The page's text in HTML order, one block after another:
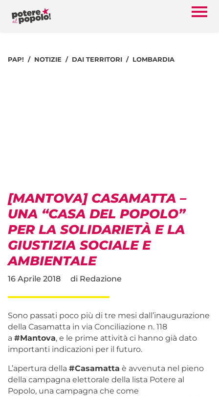
PAP! NOTIZIE DAI TERRITORI LOMBARDIA
[MANTOVA] CASAMATTA –
UNA “CASA DEL POPOLO”
PER LA SOLIDARIETÀ E LA
GIUSTIZIA SOCIALE E
AMBIENTALE
16 Aprile 2018 di Redazione
Sono passati poco più di tre mesi dall’inaugurazione
della Casamatta in via Conciliazione n. 118
a #Mantova, e le prime attività ci hanno già dato
importanti indicazioni per il futuro.
L’apertura della #Casamatta è avvenuta nel pieno
della campagna elettorale della lista Potere al
Popolo, una campagna che come